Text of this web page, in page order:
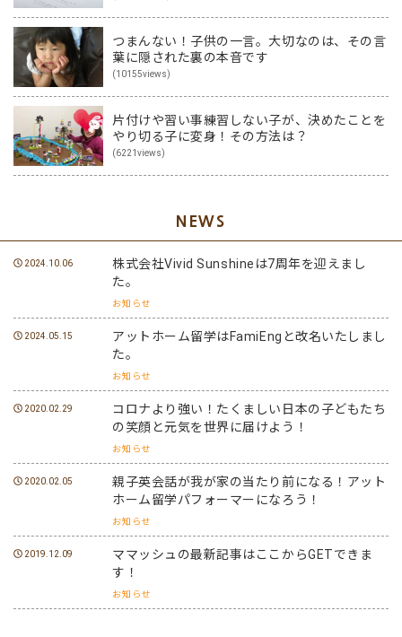
つまんない！子供の一言。大切なのは、その言
葉に隠された裏の本音です
(10155views)
片付けや習い事練習しない子が、決めたことを
やり切る子に変身！その方法は？
(6221views)
NEWS
2024.10.06
株式会社Vivid Sunshineは7周年を迎えまし
た。
お知らせ
2024.05.15
アットホーム留学はFamiEngと改名いたしまし
た。
お知らせ
2020.02.29
コロナより強い！たくましい日本の子どもたち
の笑顔と元気を世界に届けよう！
お知らせ
2020.02.05
親子英会話が我が家の当たり前になる！アット
ホーム留学パフォーマーになろう！
お知らせ
2019.12.09
ママッシュの最新記事はここからGETできま
す！
お知らせ